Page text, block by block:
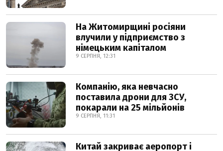
На Житомирщині росіяни
влучили у підприємство з
німецьким капіталом
9 СЕРПНЯ, 12:31
Компанію, яка невчасно
поставила дрони для ЗСУ,
покарали на 25 мільйонів
9 СЕРПНЯ, 11:31
Китай закриває аеропорт і